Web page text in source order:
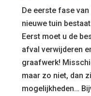
De eerste fase
nieuwe tuin
Eerst moet u de
afval verwijderen
graafwerk!
maar zo niet, dan
mogelijkheden…